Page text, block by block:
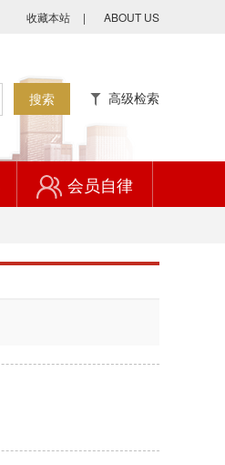
收藏本站 | ABOUT US
搜索 高级检索
会员自律